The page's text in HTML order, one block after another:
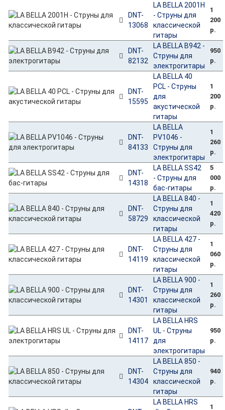
DNT-
13068
LA BELLA 2001H
- Струны для
классической
гитары
1
200
р.
DNT-
82132
LA BELLA B942 -
Струны для
электрогитары
950
р.
DNT-
15595
LA BELLA 40
PCL - Струны
для
акустической
гитары
1
200
р.
DNT-
84133
LA BELLA
PV1046 -
Струны для
электрогитары
1
260
р.
DNT-
14318
LA BELLA SS42
- Струны для
бас-гитары
5
000
р.
DNT-
58729
LA BELLA 840 -
Струны для
классической
гитары
1
420
р.
DNT-
14119
LA BELLA 427 -
Струны для
классической
гитары
1
060
р.
DNT-
14301
LA BELLA 900 -
Струны для
классической
гитары
1
260
р.
DNT-
14117
LA BELLA HRS
UL - Струны
для
электрогитары
950
р.
DNT-
14304
LA BELLA 850 -
Струны для
классической
гитары
940
р.
LA BELLA HRS
1